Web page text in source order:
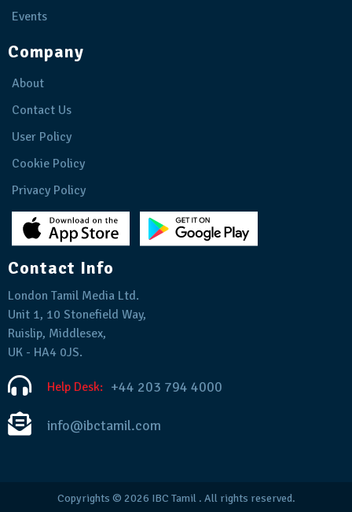
Events
Company
About
Contact Us
User Policy
Cookie Policy
Privacy Policy
Contact Info
London Tamil Media Ltd.
Unit 1, 10 Stonefield Way,
Ruislip, Middlesex,
UK - HA4 0JS.
Help Desk: +44 203 794 4000
info@ibctamil.com
Copyrights © 2026 IBC Tamil. All rights reserved.